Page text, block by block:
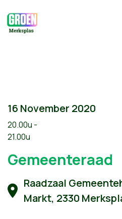
16 November 2020
20.00u -
21.00u
Gemeenteraad
Raadzaal
Markt, 2330